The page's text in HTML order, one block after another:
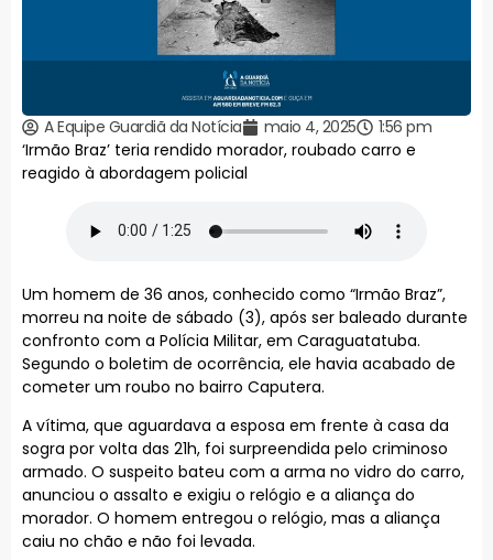
A Equipe Guardiã da Notícia maio 4, 2025
1:56 pm
‘Irmão Braz’ teria rendido morador, roubado carro e
reagido à abordagem policial
Um homem de 36 anos, conhecido como “Irmão Braz”,
morreu na noite de sábado (3), após ser baleado durante
confronto com a Polícia Militar, em Caraguatatuba.
Segundo o boletim de ocorrência, ele havia acabado de
cometer um roubo no bairro Caputera.
A vítima, que aguardava a esposa em frente à casa da
sogra por volta das 21h, foi surpreendida pelo criminoso
armado. O suspeito bateu com a arma no vidro do carro,
anunciou o assalto e exigiu o relógio e a aliança do
morador. O homem entregou o relógio, mas a aliança
caiu no chão e não foi levada.